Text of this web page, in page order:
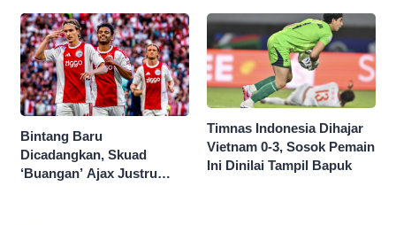
2026
Bintang Baru
Dicadangkan, Skuad
‘Buangan’ Ajax Justru
Timnas Indonesia Dihajar
Vietnam 0-3, Sosok Pemain
Ini Dinilai Tampil Bapuk